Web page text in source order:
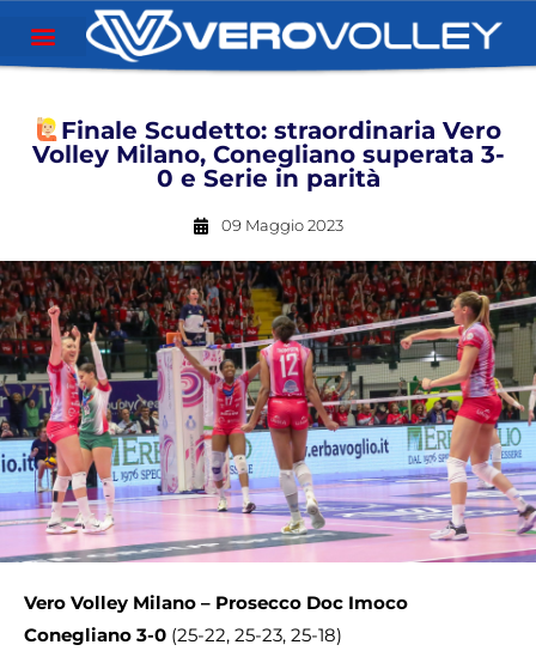
Finale Scudetto: straordinaria Vero
Volley Milano, Conegliano superata 3-
0 e Serie in parità
09 Maggio 2023
Vero Volley Milano – Prosecco Doc Imoco
Conegliano 3-0 (25-22, 25-23, 25-18)